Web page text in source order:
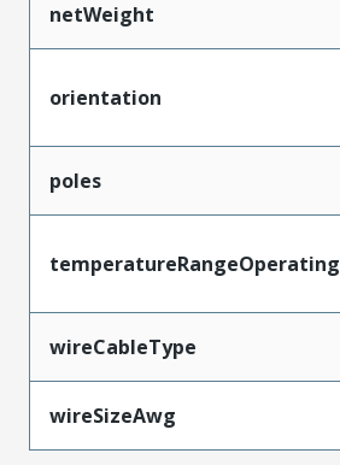
netWeight
orientation
poles
temperatureRangeOperating
wireCableType
wireSizeAwg